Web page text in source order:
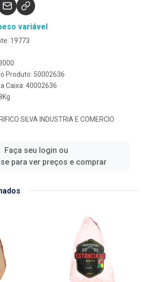
variável
19773
Produto: 50002636
Caixa: 40002636
SILVA INDUSTRIA E COMERCIO
Faça seu login ou
para ver preços e comprar